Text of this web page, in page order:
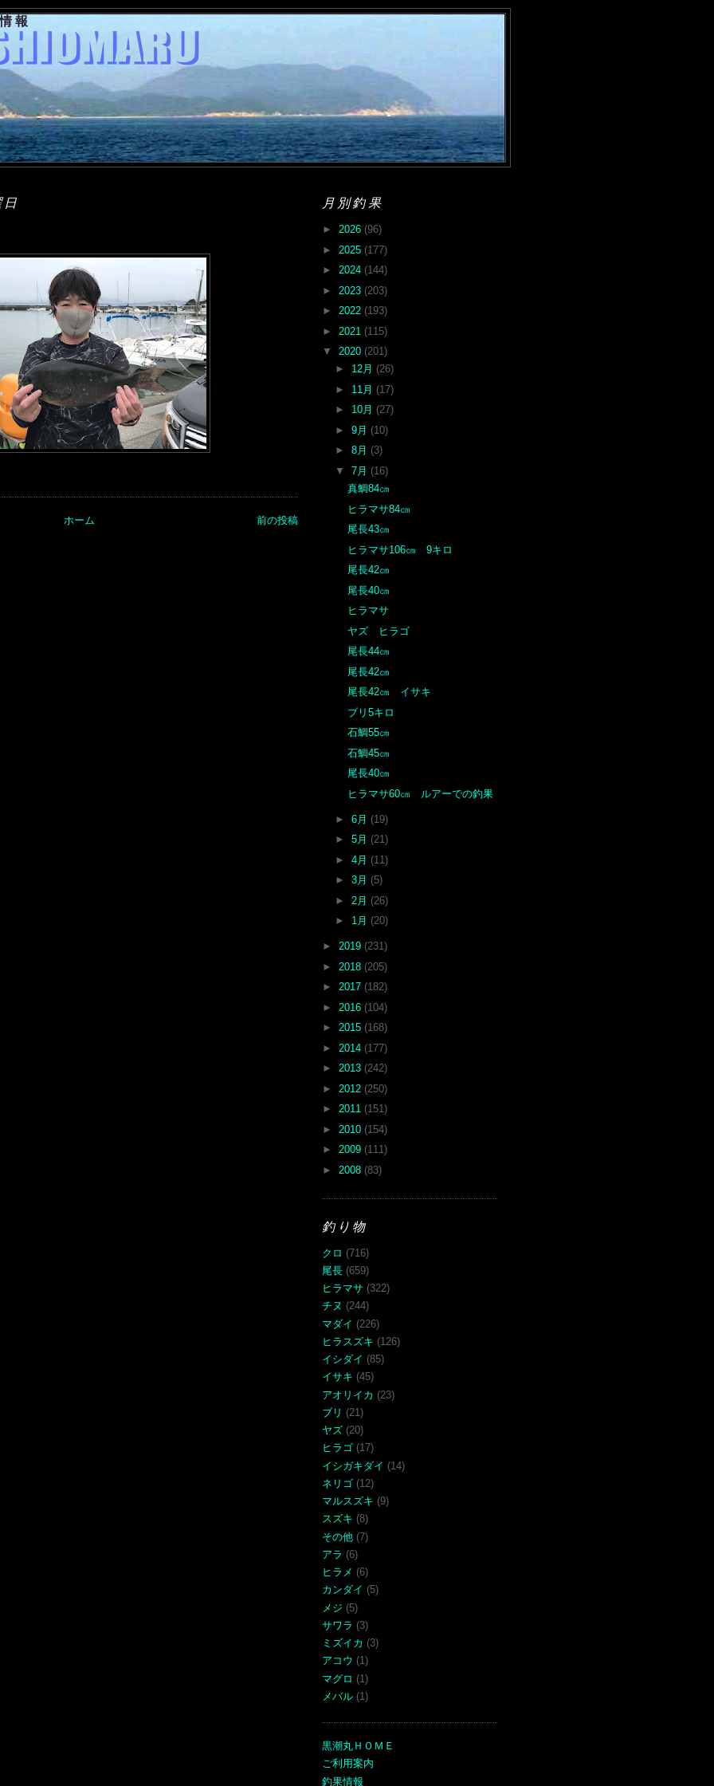
報
前の投稿
ホーム
月別釣果
► 2026 (96)
► 2025 (177)
► 2024 (144)
► 2023 (203)
► 2022 (193)
► 2021 (115)
▼ 2020 (201)
► 12月 (26)
► 11月 (17)
► 10月 (27)
► 9月 (10)
► 8月 (3)
▼ 7月 (16)
真鯛84㎝
ヒラマサ84㎝
尾長43㎝
ヒラマサ106㎝ 9キロ
尾長42㎝
尾長40㎝
ヒラマサ
ヤズ ヒラゴ
尾長44㎝
尾長42㎝
尾長42㎝ イサキ
ブリ5キロ
石鯛55㎝
石鯛45㎝
尾長40㎝
ヒラマサ60㎝ ルアーでの釣果
► 6月 (19)
► 5月 (21)
► 4月 (11)
► 3月 (5)
► 2月 (26)
► 1月 (20)
► 2019 (231)
► 2018 (205)
► 2017 (182)
► 2016 (104)
► 2015 (168)
► 2014 (177)
► 2013 (242)
► 2012 (250)
► 2011 (151)
► 2010 (154)
► 2009 (111)
► 2008 (83)
釣り物
クロ (716)
尾長 (659)
ヒラマサ (322)
チヌ (244)
マダイ (226)
ヒラスズキ (126)
イシダイ (85)
イサキ (45)
アオリイカ (23)
ブリ (21)
ヤズ (20)
ヒラゴ (17)
イシガキダイ (14)
ネリゴ (12)
マルスズキ (9)
スズキ (8)
その他 (7)
アラ (6)
ヒラメ (6)
カンダイ (5)
メジ (5)
サワラ (3)
ミズイカ (3)
アコウ (1)
マグロ (1)
メバル (1)
黒潮丸ＨＯＭＥ
ご利用案内
釣果情報